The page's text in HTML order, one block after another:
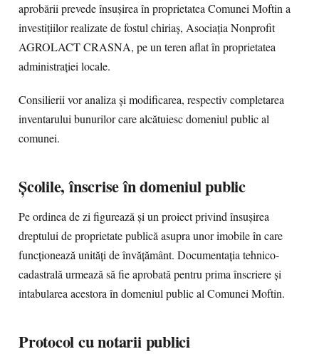
aprobării prevede însușirea în proprietatea Comunei Moftin a
investițiilor realizate de fostul chiriaș, Asociația Nonprofit
AGROLACT CRASNA, pe un teren aflat în proprietatea
administrației locale.
Consilierii vor analiza și modificarea, respectiv completarea
inventarului bunurilor care alcătuiesc domeniul public al
comunei.
Școlile, înscrise în domeniul public
Pe ordinea de zi figurează și un proiect privind însușirea
dreptului de proprietate publică asupra unor imobile în care
funcționează unități de învățământ. Documentația tehnico-
cadastrală urmează să fie aprobată pentru prima înscriere și
intabularea acestora în domeniul public al Comunei Moftin.
Protocol cu notarii publici